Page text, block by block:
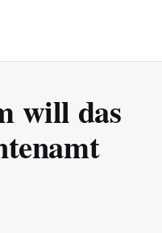
will das